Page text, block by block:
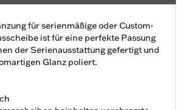
für serienmäßige oder Custom-
ist für eine perfekte Passung
der Serienausstattung gefertigt und
Glanz poliert.